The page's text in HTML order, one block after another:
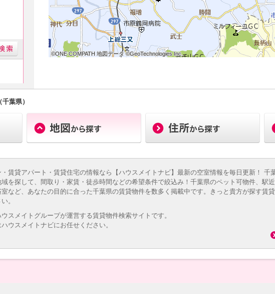
©ONE COMPATH 地図データ ©GeoTechnologies Inc.
©ONE COMPATH 地図データ ©GeoTechnologies Inc.
©ONE COMPATH 地図データ ©GeoTechnologies Inc.
©ONE COMPATH 地図データ ©GeoTechnologies Inc.
©ONE COMPATH 地図データ ©GeoTechnologies Inc.
©ONE COMPATH 地図データ ©GeoTechnologies Inc.
©ONE COMPATH 地図データ ©GeoTechnologies Inc.
©ONE COMPATH 地図データ ©GeoTechnologies Inc.
©ONE COMPATH 地図データ ©GeoTechnologies Inc.
葉県）
賃貸アパート・賃貸住宅の情報なら【ハウスメイトナビ】最新の空室情報を毎日更新！ 千
を探して、間取り・家賃・徒歩時間などの希望条件で絞込み！千葉県のペット可物件、駅
など、あなたの目的に合った千葉県の賃貸物件を数多く掲載中です。きっと貴方が探す賃
。
スメイトグループが運営する賃貸物件検索サイトです。
ウスメイトナビにお任せください。